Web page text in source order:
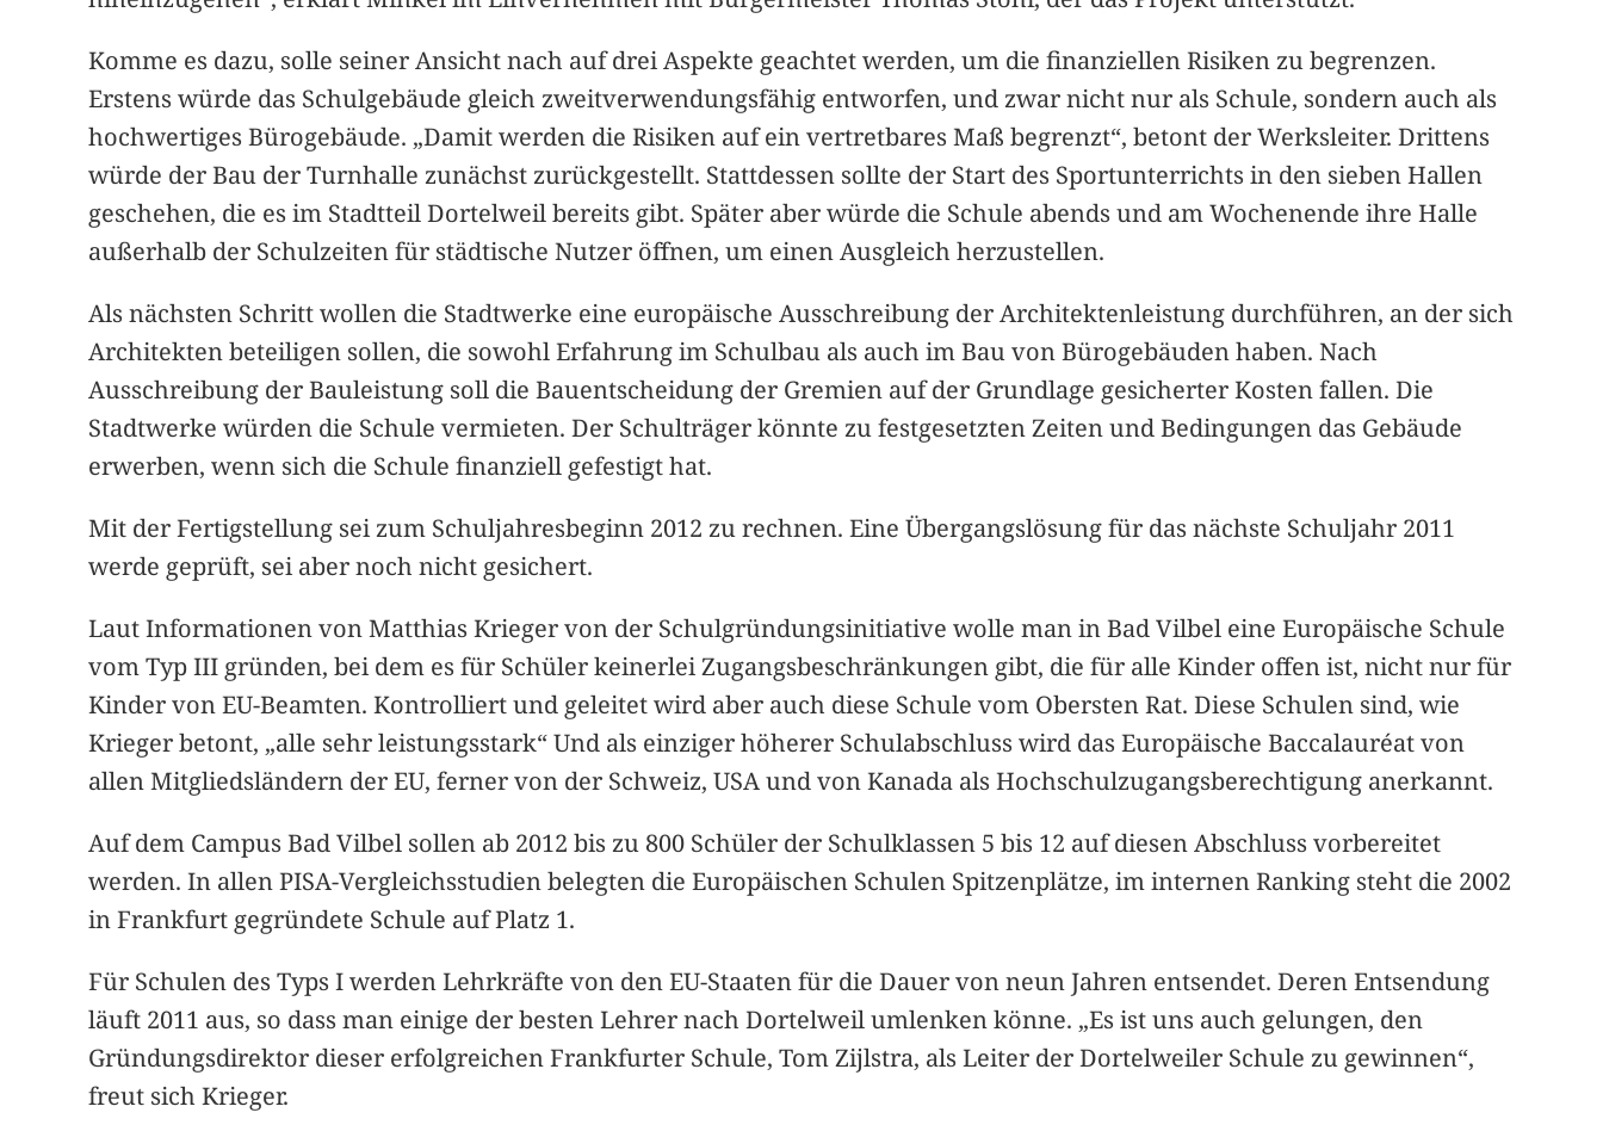
Komme es dazu, solle seiner Ansicht nach auf drei Aspekte geachtet werden, um die finanziellen Risiken zu begrenzen.
Erstens würde das Schulgebäude gleich zweitverwendungsfähig entworfen, und zwar nicht nur als Schule, sondern auch als
hochwertiges Bürogebäude. „Damit werden die Risiken auf ein vertretbares Maß begrenzt“, betont der Werksleiter. Drittens
würde der Bau der Turnhalle zunächst zurückgestellt. Stattdessen sollte der Start des Sportunterrichts in den sieben Hallen
geschehen, die es im Stadtteil Dortelweil bereits gibt. Später aber würde die Schule abends und am Wochenende ihre Halle
außerhalb der Schulzeiten für städtische Nutzer öffnen, um einen Ausgleich herzustellen.
Als nächsten Schritt wollen die Stadtwerke eine europäische Ausschreibung der Architektenleistung durchführen, an der sich
Architekten beteiligen sollen, die sowohl Erfahrung im Schulbau als auch im Bau von Bürogebäuden haben. Nach
Ausschreibung der Bauleistung soll die Bauentscheidung der Gremien auf der Grundlage gesicherter Kosten fallen. Die
Stadtwerke würden die Schule vermieten. Der Schulträger könnte zu festgesetzten Zeiten und Bedingungen das Gebäude
erwerben, wenn sich die Schule finanziell gefestigt hat.
Mit der Fertigstellung sei zum Schuljahresbeginn 2012 zu rechnen. Eine Übergangslösung für das nächste Schuljahr 2011
werde geprüft, sei aber noch nicht gesichert.
Laut Informationen von Matthias Krieger von der Schulgründungsinitiative wolle man in Bad Vilbel eine Europäische Schule
vom Typ III gründen, bei dem es für Schüler keinerlei Zugangsbeschränkungen gibt, die für alle Kinder offen ist, nicht nur für
Kinder von EU-Beamten. Kontrolliert und geleitet wird aber auch diese Schule vom Obersten Rat. Diese Schulen sind, wie
Krieger betont, „alle sehr leistungsstark“ Und als einziger höherer Schulabschluss wird das Europäische Baccalauréat von
allen Mitgliedsländern der EU, ferner von der Schweiz, USA und von Kanada als Hochschulzugangsberechtigung anerkannt.
Auf dem Campus Bad Vilbel sollen ab 2012 bis zu 800 Schüler der Schulklassen 5 bis 12 auf diesen Abschluss vorbereitet
werden. In allen PISA-Vergleichsstudien belegten die Europäischen Schulen Spitzenplätze, im internen Ranking steht die 2002
in Frankfurt gegründete Schule auf Platz 1.
Für Schulen des Typs I werden Lehrkräfte von den EU-Staaten für die Dauer von neun Jahren entsendet. Deren Entsendung
läuft 2011 aus, so dass man einige der besten Lehrer nach Dortelweil umlenken könne. „Es ist uns auch gelungen, den
Gründungsdirektor dieser erfolgreichen Frankfurter Schule, Tom Zijlstra, als Leiter der Dortelweiler Schule zu gewinnen“,
freut sich Krieger.